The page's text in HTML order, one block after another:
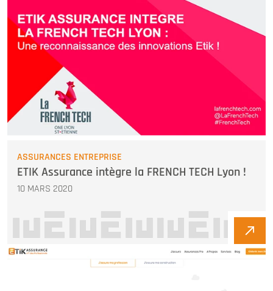
ASSURANCES ENTREPRISE
ETIK Assurance intègre la FRENCH TECH Lyon !
10 MARS 2020